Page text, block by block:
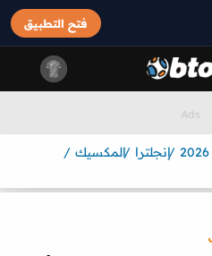
فتح التطبيق
إنجلترا
المكسيك